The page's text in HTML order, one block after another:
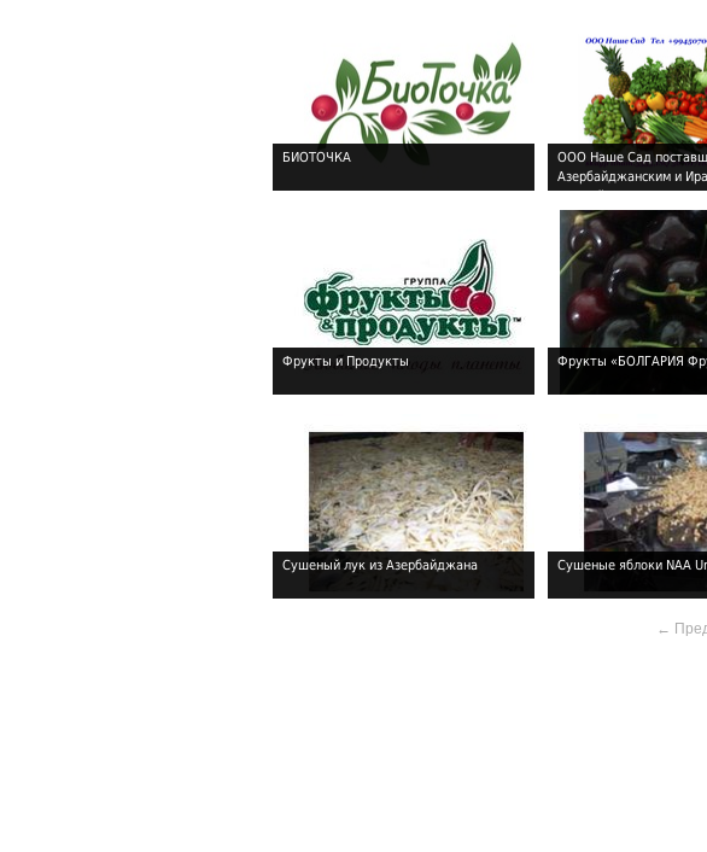
БИОТОЧКА
ООО Наше Сад
Азербайджанским и
Фрукты и Продукты Фрукты «БОЛГАРИЯ
Сушеный лук из Азербайджана Сушеные яблоки NAA
←